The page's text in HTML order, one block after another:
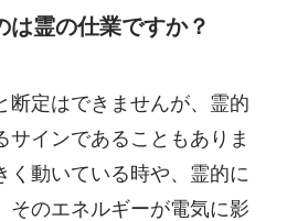
は霊の仕業ですか？
断定はできませんが、霊的
サインであることもありま
く動いている時や、霊的に
そのエネルギーが電気に影